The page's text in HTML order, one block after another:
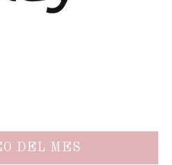
DEL MES